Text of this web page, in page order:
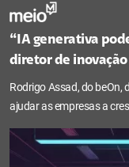
“IA generativa
diretor de inovação
Rodrigo Assad, do beOn,
ajudar as empresas a